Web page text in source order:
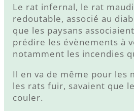
Le rat infernal, le rat
redoutable, associé au
que les paysans
prédire les évènements à
notamment les incendies
Il en va de même pour les
les rats fuir, savaient que
couler.